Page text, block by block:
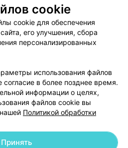
Размещение рекламы
Публичный договор
Способы оплаты
Партнеры
в поддержку
настройки cookie
данных
cookie
cookie для обеспечения
его улучшения, сбора
персонализированных
использования файлов
согласие в более позднее время.
информации о целях,
файлов cookie вы
Политикой обработки
Принять